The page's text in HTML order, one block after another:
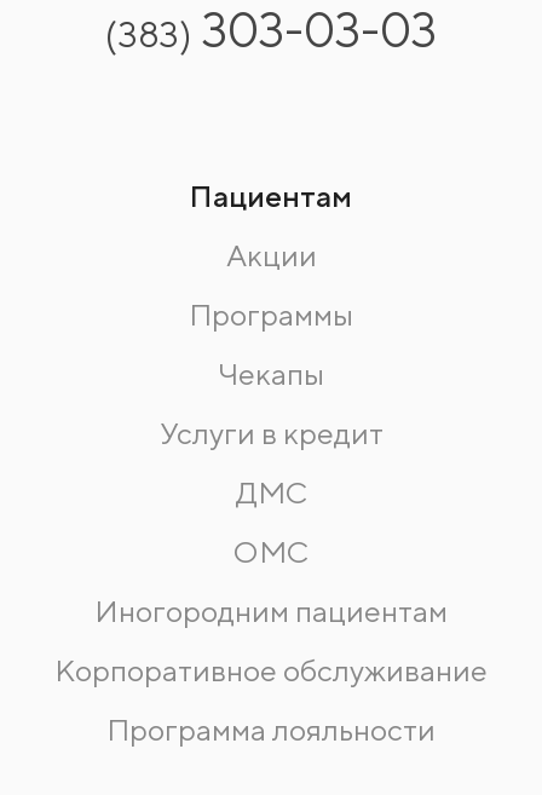
(383) 303-03-03
Пациентам
Акции
Программы
Чекапы
Услуги в кредит
ДМС
ОМС
Иногородним пациентам
Корпоративное обслуживание
Программа лояльности